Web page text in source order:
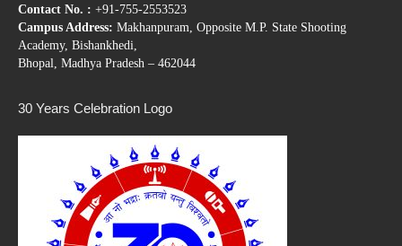
Contact No. : +91-755-2553523
Campus Address: Makhanpuram, Opposite M.P. State Shooting
Academy, Bishankhedi,
Bhopal, Madhya Pradesh – 462044
30 Years Celebration Logo